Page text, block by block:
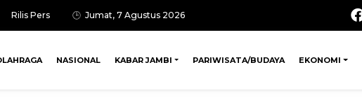
Rilis Pers Jumat, 7 Agustus 2026
NASIONAL KABAR JAMBI PARIWISATA/BUDAYA EKONOMI